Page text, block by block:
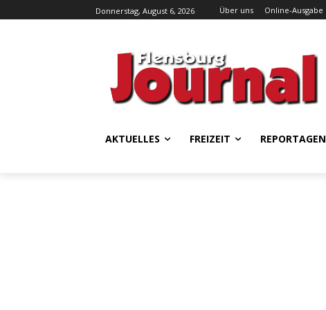
Donnerstag, August 6, 2026 Über uns Online-Ausgabe
AKTUELLES FREIZEIT REPORTAGEN